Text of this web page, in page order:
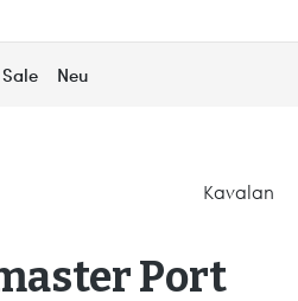
Sale Neu
Kavalan
Port